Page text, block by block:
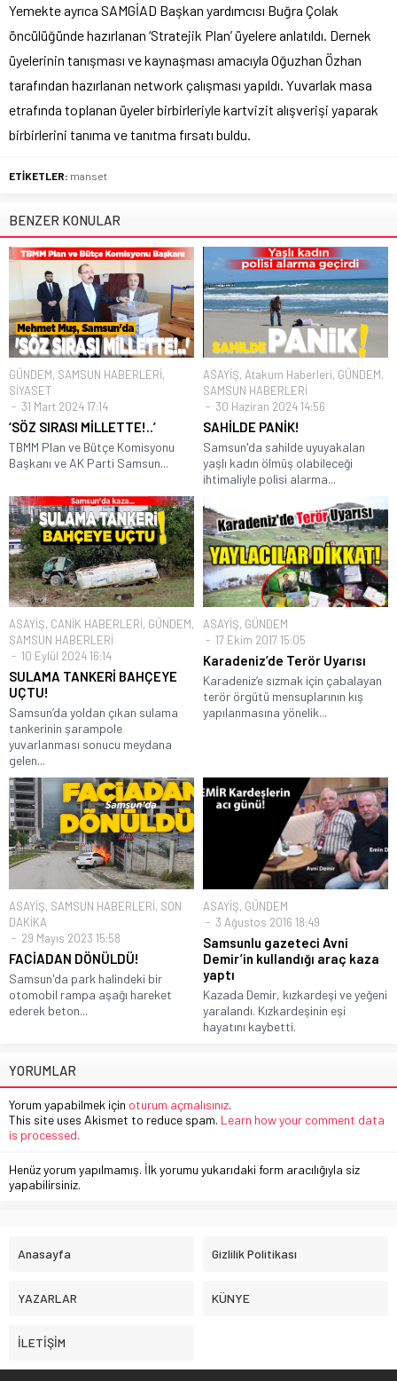
Yemekte ayrıca SAMGİAD Başkan yardımcısı Buğra Çolak
öncülüğünde hazırlanan ‘Stratejik Plan’ üyelere anlatıldı. Dernek
üyelerinin tanışması ve kaynaşması amacıyla Oğuzhan Özhan
tarafından hazırlanan network çalışması yapıldı. Yuvarlak masa
etrafında toplanan üyeler birbirleriyle kartvizit alışverişi yaparak
birbirlerini tanıma ve tanıtma fırsatı buldu.
ETİKETLER: manset
BENZER KONULAR
GÜNDEM, SAMSUN HABERLERİ,
SİYASET
31 Mart 2024 17:14
‘SÖZ SIRASI MİLLETTE!..’
TBMM Plan ve Bütçe Komisyonu
Başkanı ve AK Parti Samsun...
ASAYİŞ, Atakum Haberleri, GÜNDEM,
SAMSUN HABERLERİ
30 Haziran 2024 14:56
SAHİLDE PANİK!
Samsun'da sahilde uyuyakalan
yaşlı kadın ölmüş olabileceği
ihtimaliyle polisi alarma...
ASAYİŞ, CANİK HABERLERİ, GÜNDEM,
SAMSUN HABERLERİ
10 Eylül 2024 16:14
SULAMA TANKERİ BAHÇEYE
UÇTU!
Samsun’da yoldan çıkan sulama
tankerinin şarampole
yuvarlanması sonucu meydana
gelen...
ASAYİŞ, GÜNDEM
17 Ekim 2017 15:05
Karadeniz’de Terör Uyarısı
Karadeniz’e sızmak için çabalayan
terör örgütü mensuplarının kış
yapılanmasına yönelik...
ASAYİŞ, SAMSUN HABERLERİ, SON
DAKİKA
29 Mayıs 2023 15:58
FACİADAN DÖNÜLDÜ!
Samsun'da park halindeki bir
otomobil rampa aşağı hareket
ederek beton...
ASAYİŞ, GÜNDEM
3 Ağustos 2016 18:49
Samsunlu gazeteci Avni
Demir’in kullandığı araç kaza
yaptı
Kazada Demir, kızkardeşi ve yeğeni
yaralandı. Kızkardeşinin eşi
hayatını kaybetti.
YORUMLAR
Yorum yapabilmek için oturum açmalısınız.
This site uses Akismet to reduce spam. Learn how your comment data
is processed.
Henüz yorum yapılmamış. İlk yorumu yukarıdaki form aracılığıyla siz
yapabilirsiniz.
Anasayfa Gizlilik Politikası
YAZARLAR KÜNYE
İLETİŞİM